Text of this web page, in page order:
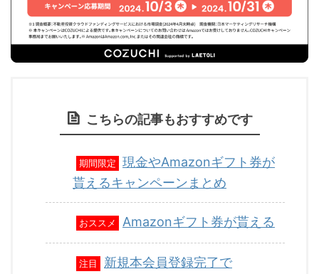
こちらの記事もおすすめです
期間限定
現金やAmazonギフト券が
貰えるキャンペーンまとめ
おススメ Amazonギフト券が貰える
注目
新規本会員登録完了で